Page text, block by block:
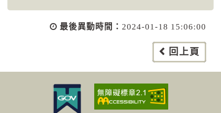
最後異動時間： 2024-01-18 15:06:00
回上頁